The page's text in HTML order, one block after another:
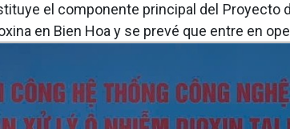
el componente principal del Proyecto
en Bien Hoa y se prevé que entre en